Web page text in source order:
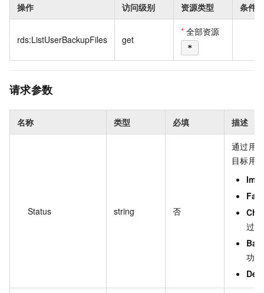
操作 访问级别 资源类型 条件
rds:ListUserBackupFiles get
* 全部资源
*
请求参数
名称 类型 必填 描述
Status string 否
通过用
目标用
过。
功。